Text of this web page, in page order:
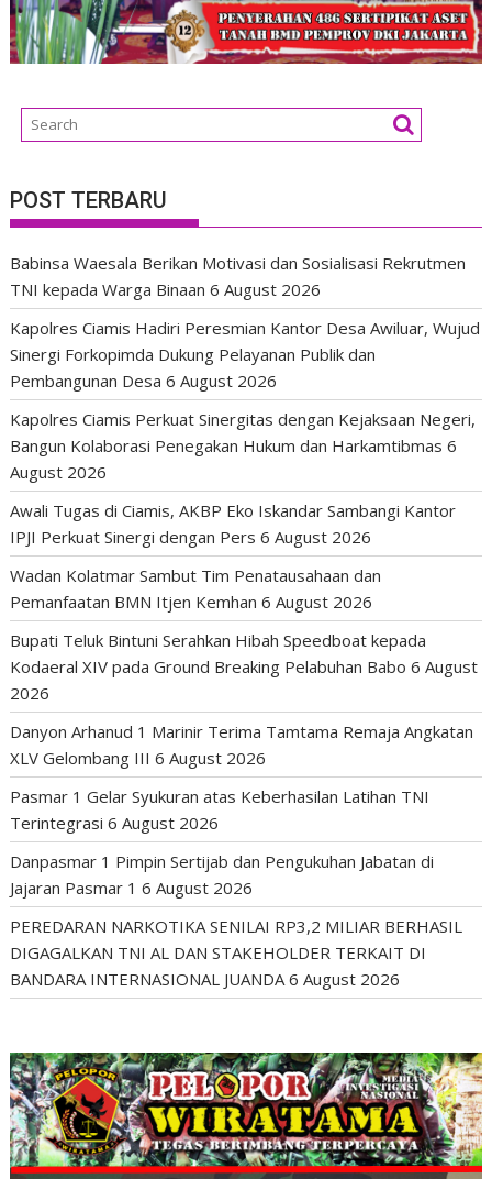
POST TERBARU
Babinsa Waesala Berikan Motivasi dan Sosialisasi Rekrutmen
TNI kepada Warga Binaan 6 August 2026
Kapolres Ciamis Hadiri Peresmian Kantor Desa Awiluar, Wujud
Sinergi Forkopimda Dukung Pelayanan Publik dan
Pembangunan Desa 6 August 2026
Kapolres Ciamis Perkuat Sinergitas dengan Kejaksaan Negeri,
Bangun Kolaborasi Penegakan Hukum dan Harkamtibmas 6
August 2026
Awali Tugas di Ciamis, AKBP Eko Iskandar Sambangi Kantor
IPJI Perkuat Sinergi dengan Pers 6 August 2026
Wadan Kolatmar Sambut Tim Penatausahaan dan
Pemanfaatan BMN Itjen Kemhan 6 August 2026
Bupati Teluk Bintuni Serahkan Hibah Speedboat kepada
Kodaeral XIV pada Ground Breaking Pelabuhan Babo 6 August
2026
Danyon Arhanud 1 Marinir Terima Tamtama Remaja Angkatan
XLV Gelombang III 6 August 2026
Pasmar 1 Gelar Syukuran atas Keberhasilan Latihan TNI
Terintegrasi 6 August 2026
Danpasmar 1 Pimpin Sertijab dan Pengukuhan Jabatan di
Jajaran Pasmar 1 6 August 2026
PEREDARAN NARKOTIKA SENILAI RP3,2 MILIAR BERHASIL
DIGAGALKAN TNI AL DAN STAKEHOLDER TERKAIT DI
BANDARA INTERNASIONAL JUANDA 6 August 2026